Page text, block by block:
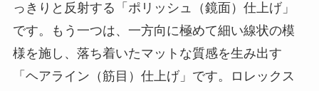
っきりと反射する「ポリッシュ（鏡面）仕上げ」
です。もう一つは、一方向に極めて細い線状の模
様を施し、落ち着いたマットな質感を生み出す
「ヘアライン（筋目）仕上げ」です。ロレックス